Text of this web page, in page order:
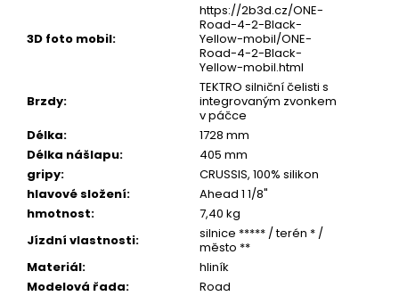
3D foto mobil:
https://2b3d.cz/ONE-
Road-4-2-Black-
Yellow-mobil/ONE-
Road-4-2-Black-
Yellow-mobil.html
Brzdy:
TEKTRO silniční čelisti s
integrovaným zvonkem
v páčce
Délka:
1728 mm
Délka nášlapu:
405 mm
gripy:
CRUSSIS, 100% silikon
hlavové složení:
Ahead 1 1/8"
hmotnost:
7,40 kg
Jízdní vlastnosti:
silnice ***** / terén * /
město **
Materiál:
hliník
Modelová řada:
Road